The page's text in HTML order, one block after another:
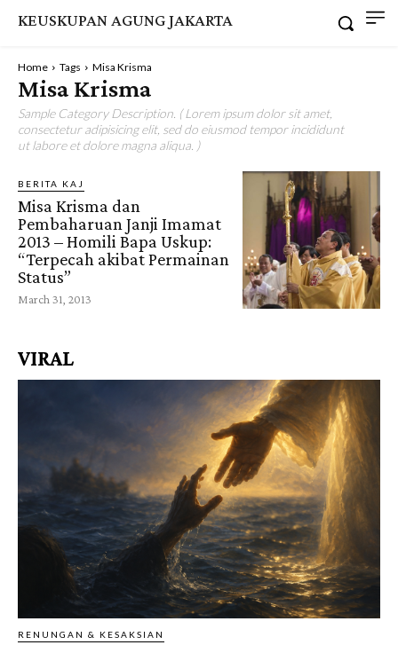
KEUSKUPAN AGUNG JAKARTA
Home Tags Misa Krisma
Misa Krisma
Sample Category Description. ( Lorem ipsum dolor sit amet,
consectetur adipisicing elit, sed do eiusmod tempor incididunt
ut labore et dolore magna aliqua. )
BERITA KAJ
Misa Krisma dan
Pembaharuan Janji Imamat
2013 – Homili Bapa Uskup:
“Terpecah akibat Permainan
Status”
March 31, 2013
VIRAL
RENUNGAN & KESAKSIAN